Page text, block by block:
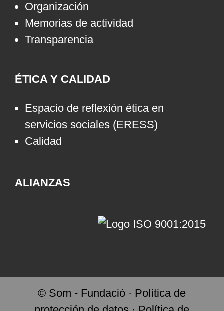
Organización
Memorias de actividad
Transparencia
ÉTICA Y CALIDAD
Espacio de reflexión ética en
servicios sociales (ERESS)
Calidad
ALIANZAS
© Som - Fundació · Política de